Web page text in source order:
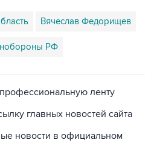
Вячеслав Федорищев
РФ
ленту
главных новостей сайта
новости в официальном